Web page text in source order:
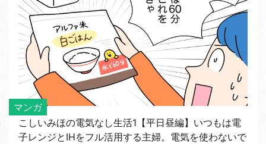
マンガ
こしいみほの電気なし生活1【平日昼編】いつもは電
子レンジとIHをフル活用する主婦。電気を使わないで